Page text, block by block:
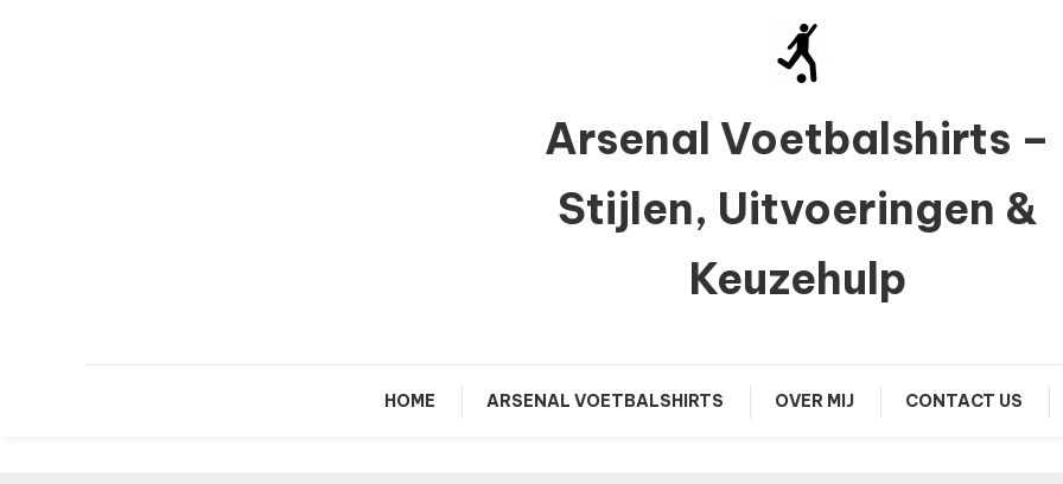
Arsenal Voetbalshirts –
Stijlen, Uitvoeringen &
Keuzehulp
HOME ARSENAL VOETBALSHIRTS OVER MIJ CONTACT US